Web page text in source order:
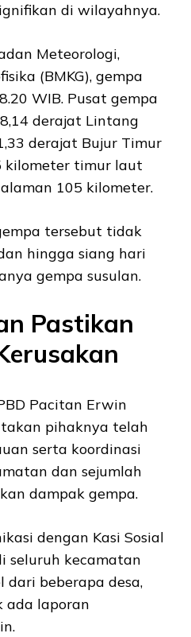
di wilayahnya.
Meteorologi,
(BMKG), gempa
WIB. Pusat gempa
derajat Lintang
derajat Bujur Timur
kilometer timur laut
105 kilometer.
tersebut tidak
hingga siang hari
gempa susulan.
Pastikan
Pacitan Erwin
pihaknya telah
serta koordinasi
dan sejumlah
dampak gempa.
dengan Kasi Sosial
seluruh kecamatan
dari beberapa desa,
ada laporan